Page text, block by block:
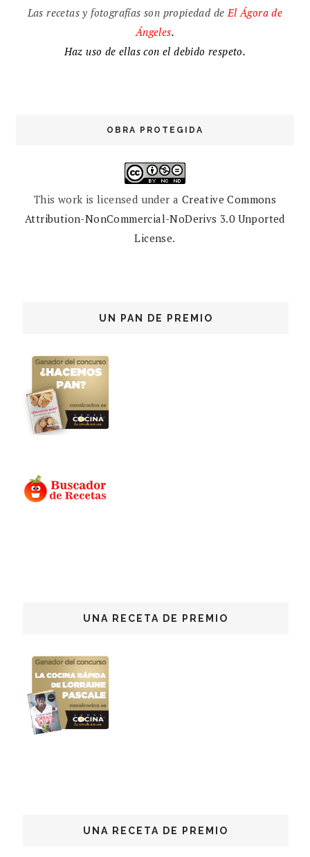
Las recetas y fotografías son propiedad de ElÁgora de
Ángeles.
Haz uso de ellas con el debido respeto.
OBRA PROTEGIDA
This work is licensed under a Creative Commons
Attribution-NonCommercial-NoDerivs 3.0 Unported
License.
UN PAN DE PREMIO
UNA RECETA DE PREMIO
UNA RECETA DE PREMIO